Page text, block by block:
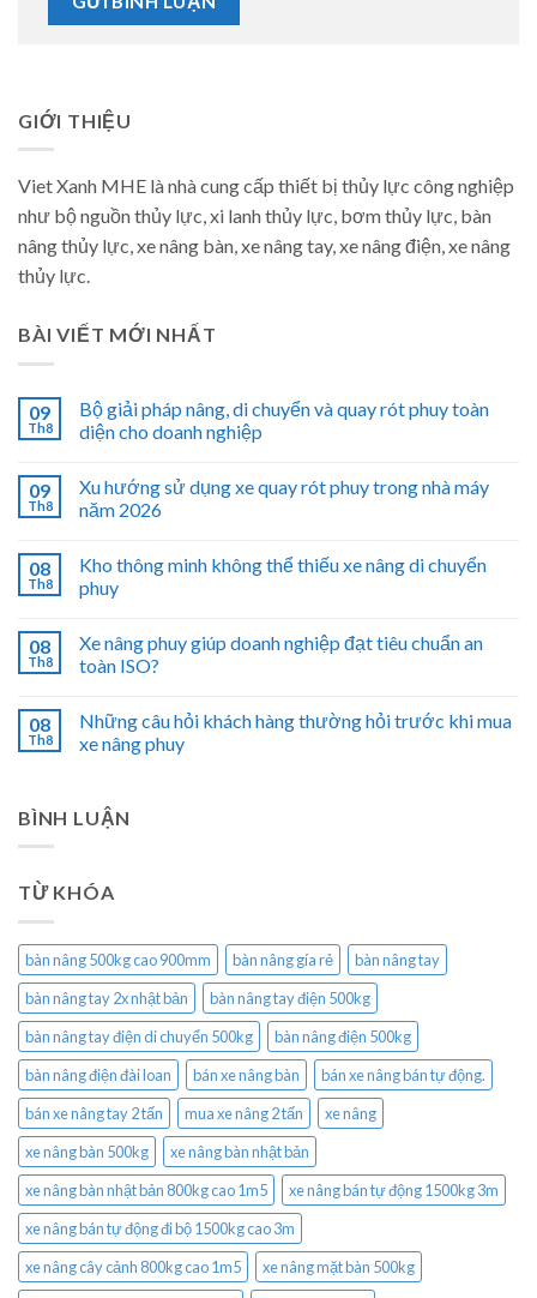
GIỚI THIỆU
Viet Xanh MHE là nhà cung cấp thiết bị thủy lực công nghiệp
như bộ nguồn thủy lực, xi lanh thủy lực, bơm thủy lực, bàn
nâng thủy lực, xe nâng bàn, xe nâng tay, xe nâng điện, xe nâng
thủy lực.
BÀI VIẾT MỚI NHẤT
09
Th8
Bộ giải pháp nâng, di chuyển và quay rót phuy toàn
diện cho doanh nghiệp
09
Th8
Xu hướng sử dụng xe quay rót phuy trong nhà máy
năm 2026
08
Th8
Kho thông minh không thể thiếu xe nâng di chuyển
phuy
08
Th8
Xe nâng phuy giúp doanh nghiệp đạt tiêu chuẩn an
toàn ISO?
08
Th8
Những câu hỏi khách hàng thường hỏi trước khi mua
xe nâng phuy
BÌNH LUẬN
TỪ KHÓA
bàn nâng 500kg cao 900mm bàn nâng gía rẻ
bàn nâng tay
bàn nâng tay 2x nhật bản
bàn nâng tay điện 500kg
bàn nâng tay điện di chuyển 500kg
bàn nâng điện 500kg
bàn nâng điện đài loan
bán xe nâng bàn
bán xe nâng bán tự động.
bán xe nâng tay 2 tấn
mua xe nâng 2 tấn
xe nâng
xe nâng bàn 500kg
xe nâng bàn nhật bản
xe nâng bàn nhật bản 800kg cao 1m5
xe nâng bán tự động 1500kg 3m
xe nâng bán tự động đi bộ 1500kg cao 3m
xe nâng cây cảnh 800kg cao 1m5
xe nâng mặt bàn 500kg